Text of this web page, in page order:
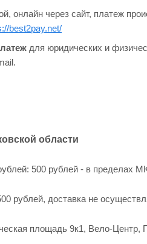
онлайн через сайт, платеж
best2pay.net/
для юридических и
области
500 рублей - в пределах
рублей, доставка не
площадь 9к1, Вело-